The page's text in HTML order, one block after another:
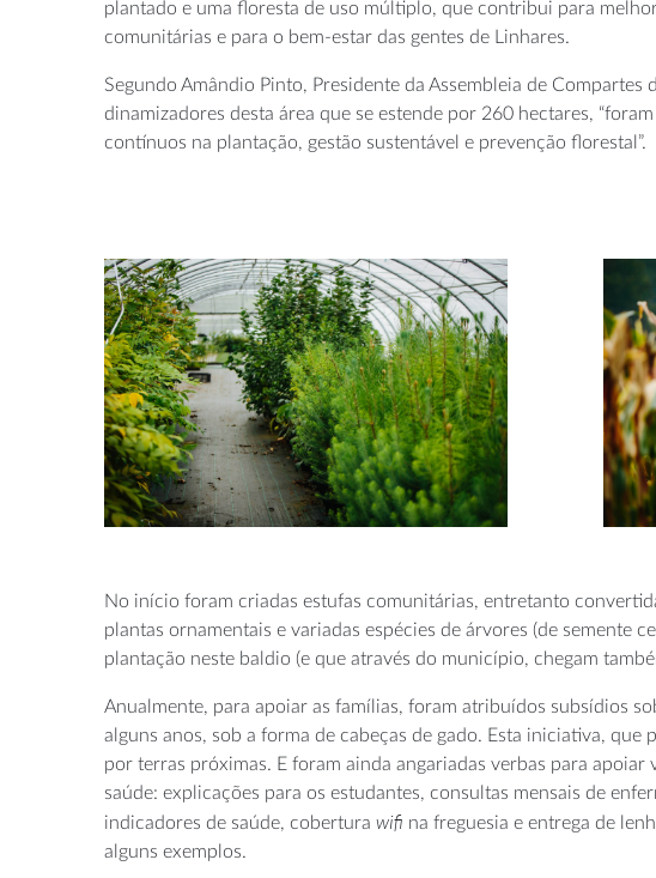
plantado e uma floresta de uso múltiplo, que contribui para
comunitárias e para o bem-estar das gentes de Linhares.
Segundo Amândio Pinto, Presidente da Assembleia de Compartes
dinamizadores desta área que se estende por 260 hectares,
contínuos na plantação, gestão sustentável e prevenção florestal”.
No início foram criadas estufas comunitárias, entretanto
plantas ornamentais e variadas espécies de árvores (de semente
plantação neste baldio (e que através do município, chegam
Anualmente, para apoiar as famílias, foram atribuídos subsídios
alguns anos, sob a forma de cabeças de gado. Esta iniciativa,
por terras próximas. E foram ainda angariadas verbas para
saúde: explicações para os estudantes, consultas mensais de
indicadores de saúde, cobertura wifi na freguesia e entrega de
alguns exemplos.